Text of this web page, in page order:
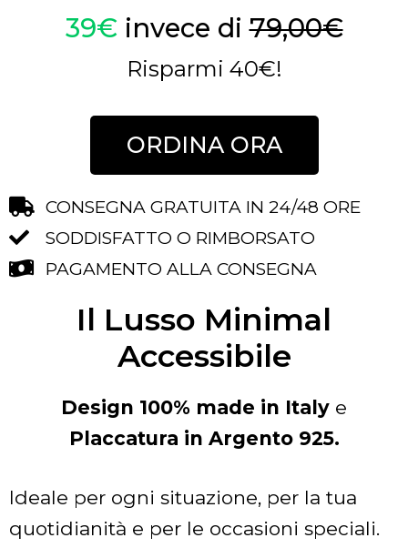
39€invece di79,00€
Risparmi 40€!
ORDINA ORA
CONSEGNA GRATUITA IN 24/48 ORE
SODDISFATTO O RIMBORSATO
PAGAMENTO ALLA CONSEGNA
Il Lusso Minimal
Accessibile
Design 100% made in Italy e
Placcatura in Argento 925.
Ideale per ogni situazione, per la tua
quotidianità e per le occasioni speciali.